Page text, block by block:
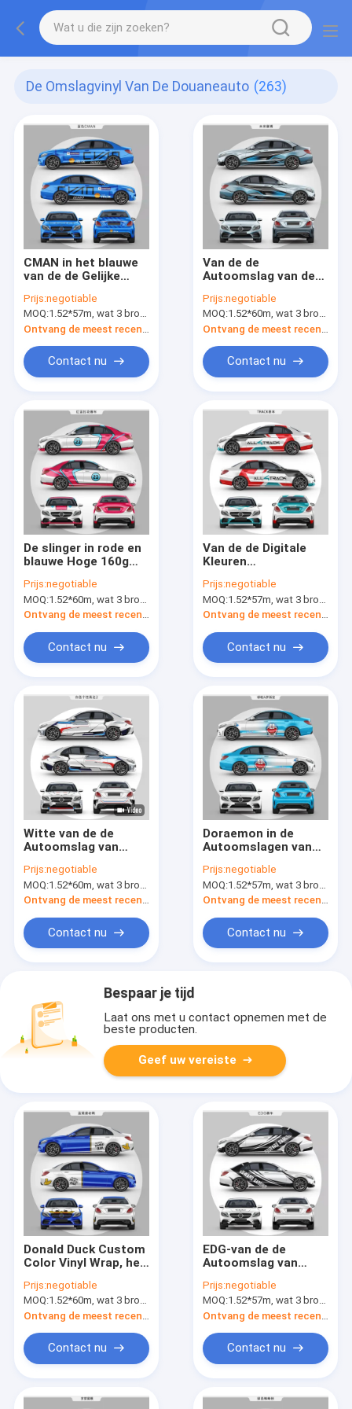
De Omslagvinyl Van De Douaneauto (263)
CMAN in het blauwe
van de de Gelijke
Autoverf Helen van
pvc Polymere
Materiële Zelf
Prijs:negotiable
MOQ:1.52*57m, wat 3 broodjes van 1.52*19m betekent
Contact nu
Van de de
Autoomslag van de
Vinylfilm Digitaal
Gedrukt Glanzend
Matte Surface
Prijs:negotiable
MOQ:1.52*60m, wat 3 broodjes van 1.52*20m betekent
Contact nu
De slinger in rode en
blauwe Hoge 160g
Vinylomslagbroodje
1.52*20m het Vrije
Vinyl van de
Prijs:negotiable
MOQ:1.52*60m, wat 3 broodjes van 1.52*20m betekent
Contact nu
Van de de Digitale
Kleuren
van de
AllTrackraceauto
Vermeld de Omslag
Prijs:negotiable
MOQ:1.52*57m, wat 3 broodjes van 1.52*19m betekent
Contact nu
Witte van de de
Autoomslag van
het
Broodjes80micron
50micron Dikte
Prijs:negotiable
MOQ:1.52*60m, wat 3 broodjes van 1.52*20m betekent
Ontvang de meest recente Prijs
Contact nu
Doraemon in de
Autoomslagen van
van de het
Voertuigomslag van
160g de Bruine
Textuur
Prijs:negotiable
MOQ:1.52*57m, wat 3 broodjes van 1.52*19m betekent
Ontvang de meest recente Prijs
Contact nu
Bespaar je tijd
Laat ons met u contact opnemen met de
beste producten.
Geef uw vereiste
Donald Duck Custom
Color Vinyl Wrap, het
van de Auto
Verpakkende Film
Prijs:negotiable
MOQ:1.52*60m, wat 3 broodjes van 1.52*20m betekent
Contact nu
EDG-van de de
Autoomslag van
pvc Vinyl Vrije het
Broodjes
Verwijderbare Bel
Prijs:negotiable
MOQ:1.52*57m, wat 3 broodjes van 1.52*19m betekent
Contact nu